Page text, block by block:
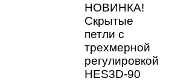
НОВИНКА!
Скрытые
петли с
трехмерной
регулировкой
HES3D-90